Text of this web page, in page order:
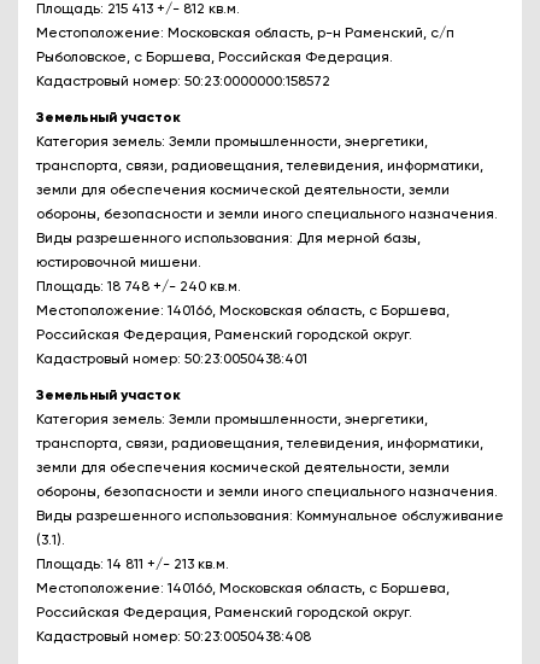
Площадь: 215 413 +/- 812 кв.м.
Местоположение: Московская область, р-н Раменский, с/п
Рыболовское, с Боршева, Российская Федерация.
Кадастровый номер: 50:23:0000000:158572
Земельный участок
Категория земель: Земли промышленности, энергетики,
транспорта, связи, радиовещания, телевидения, информатики,
земли для обеспечения космической деятельности, земли
обороны, безопасности и земли иного специального назначения.
Виды разрешенного использования: Для мерной базы,
юстировочной мишени.
Площадь: 18 748 +/- 240 кв.м.
Местоположение: 140166, Московская область, с Боршева,
Российская Федерация, Раменский городской округ.
Кадастровый номер: 50:23:0050438:401
Земельный участок
Категория земель: Земли промышленности, энергетики,
транспорта, связи, радиовещания, телевидения, информатики,
земли для обеспечения космической деятельности, земли
обороны, безопасности и земли иного специального назначения.
Виды разрешенного использования: Коммунальное обслуживание
(3.1).
Площадь: 14 811 +/- 213 кв.м.
Местоположение: 140166, Московская область, с Боршева,
Российская Федерация, Раменский городской округ.
Кадастровый номер: 50:23:0050438:408